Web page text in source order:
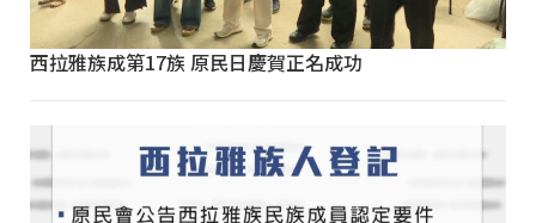
西拉雅族成第17族 原民日慶賀正名成功